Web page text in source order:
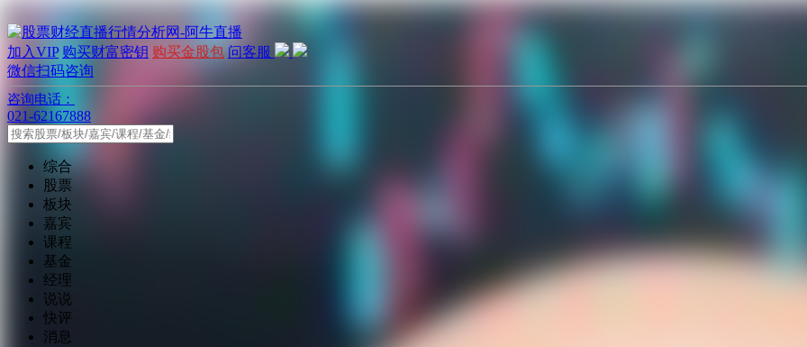
加入VIP 购买财富密钥 购买金股包 问客服
微信扫码咨询
咨询电话：
021-62167888
综合
股票
板块
嘉宾
课程
基金
经理
说说
快评
消息